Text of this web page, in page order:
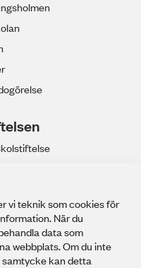
vi teknik som cookies för
När du
data som
webbplats. Om du inte
kan detta